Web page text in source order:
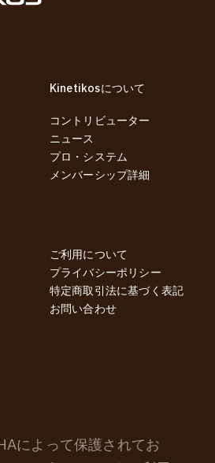
Kinetikosについて
コントリビューター
ニュース
プロ・システム
メンバーシップ詳細
ご利用について
プライバシーポリシー
特定商取引法に基づく表記
お問い合わせ
によって保護されてお